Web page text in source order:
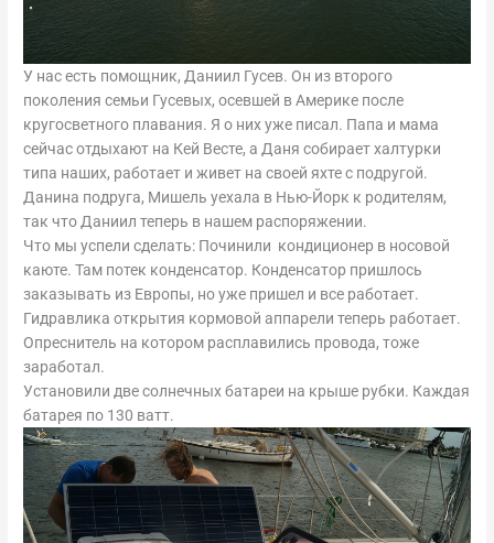
У нас есть помощник, Даниил Гусев. Он из второго
поколения семьи Гусевых, осевшей в Америке после
кругосветного плавания. Я о них уже писал. Папа и мама
сейчас отдыхают на Кей Весте, а Даня собирает халтурки
типа наших, работает и живет на своей яхте с подругой.
Данина подруга, Мишель уехала в Нью-Йорк к родителям,
так что Даниил теперь в нашем распоряжении.
Что мы успели сделать: Починили кондиционер в носовой
каюте. Там потек конденсатор. Конденсатор пришлось
заказывать из Европы, но уже пришел и все работает.
Гидравлика открытия кормовой аппарели теперь работает.
Опреснитель на котором расплавились провода, тоже
заработал.
Установили две солнечных батареи на крыше рубки. Каждая
батарея по 130 ватт.